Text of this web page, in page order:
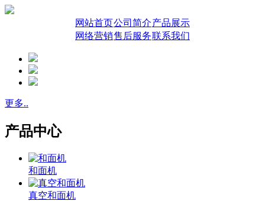
网站首页公司简介产品展示
网络营销售后服务联系我们
更多..
产品中心
和面机
真空和面机